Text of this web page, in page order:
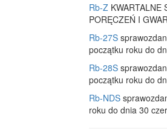
Rb-Z KWARTALNE
PORĘCZEŃ I
Rb-27S
początku roku do
Rb-28S
początku roku do
Rb-NDS
roku do dnia 30